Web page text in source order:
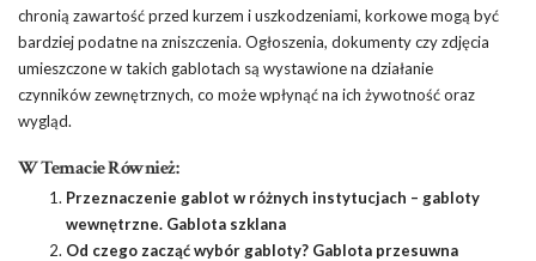
chronią zawartość przed kurzem i uszkodzeniami, korkowe mogą być
bardziej podatne na zniszczenia. Ogłoszenia, dokumenty czy zdjęcia
umieszczone w takich gablotach są wystawione na działanie
czynników zewnętrznych, co może wpłynąć na ich żywotność oraz
wygląd.
W Temacie Również:
Przeznaczenie gablot w różnych instytucjach – gabloty
wewnętrzne. Gablota szklana
Od czego zacząć wybór gabloty? Gablota przesuwna